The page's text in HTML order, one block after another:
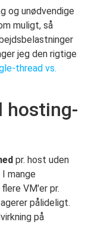
og unødvendige
muligt, så
jeg den rigtige
thread vs.
hosting-
pr. host uden
mange
VM'er pr.
pålideligt.
på